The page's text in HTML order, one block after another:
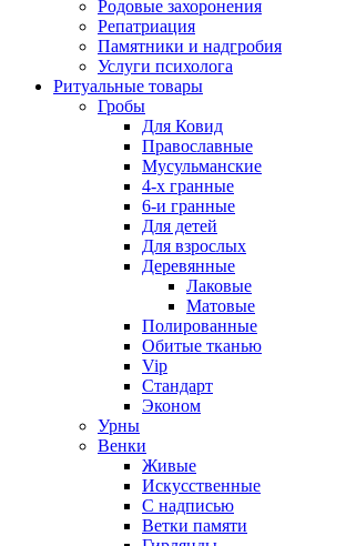
Родовые захоронения
Репатриация
Памятники и надгробия
Услуги психолога
Ритуальные товары
Гробы
Для Ковид
Православные
Мусульманские
4-х гранные
6-и гранные
Для детей
Для взрослых
Деревянные
Лаковые
Матовые
Полированные
Обитые тканью
Vip
Стандарт
Эконом
Урны
Венки
Живые
Искусственные
С надписью
Ветки памяти